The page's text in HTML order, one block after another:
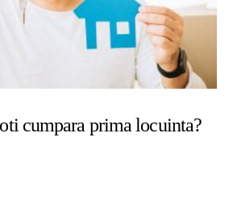
cumpara prima locuinta?